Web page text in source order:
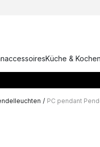
Küche & Kochen
/ PC pendant